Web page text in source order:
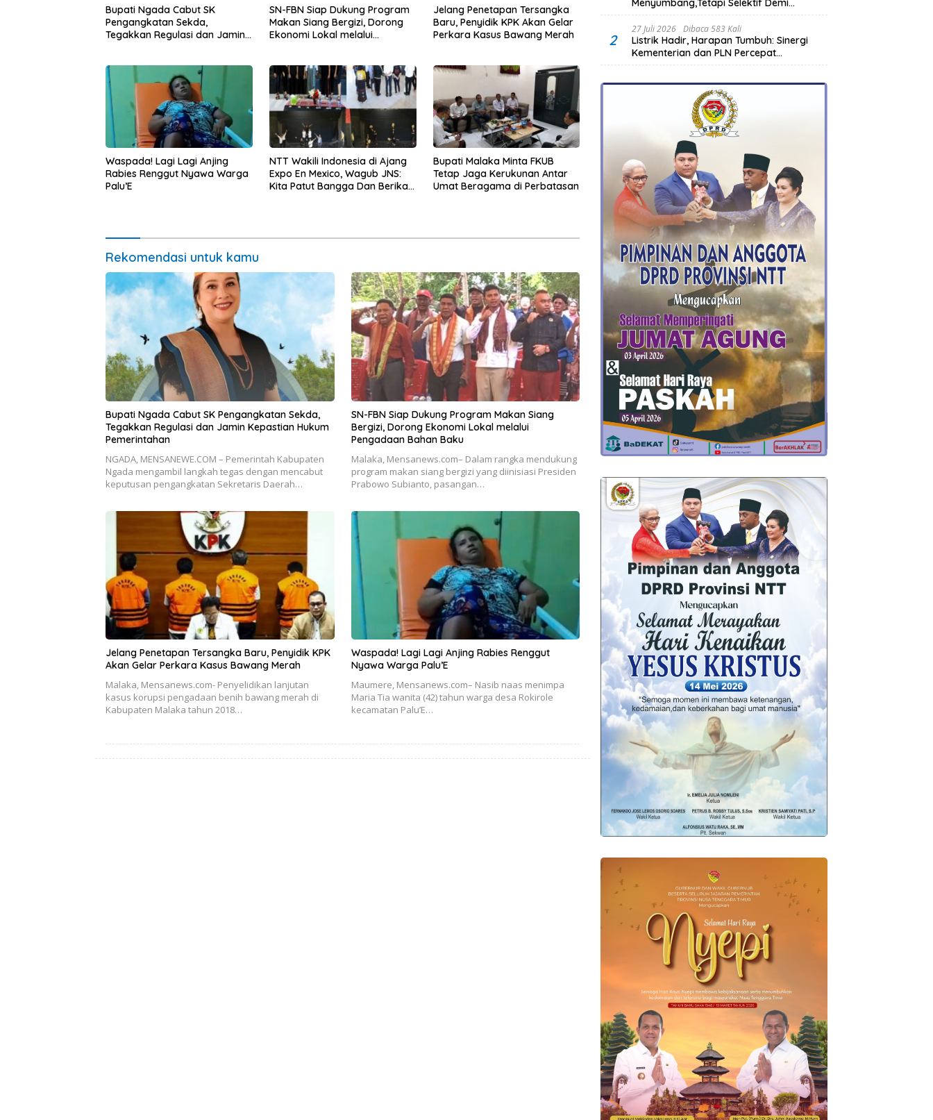
Bupati Ngada Cabut SK
Pengangkatan Sekda,
Tegakkan Regulasi dan Jamin
SN-FBN Siap Dukung Program
Makan Siang Bergizi, Dorong
Ekonomi Lokal melalui
Jelang Penetapan Tersangka
Baru, Penyidik KPK Akan Gelar
Perkara Kasus Bawang Merah
Waspada! Lagi Lagi Anjing
Rabies Renggut Nyawa Warga
Palu’E
NTT Wakili Indonesia di Ajang
Expo En Mexico, Wagub JNS:
Kita Patut Bangga Dan Berikan
Bupati Malaka Minta FKUB
Tetap Jaga Kerukunan Antar
Umat Beragama di Perbatasan
Rekomendasi untuk kamu
Bupati Ngada Cabut SK Pengangkatan Sekda,
Tegakkan Regulasi dan Jamin Kepastian Hukum
Pemerintahan
NGADA, MENSANEWE.COM – Pemerintah Kabupaten
Ngada mengambil langkah tegas dengan mencabut
keputusan pengangkatan Sekretaris Daerah…
SN-FBN Siap Dukung Program Makan Siang
Bergizi, Dorong Ekonomi Lokal melalui
Pengadaan Bahan Baku
Malaka, Mensanews.com– Dalam rangka mendukung
program makan siang bergizi yang diinisiasi Presiden
Prabowo Subianto, pasangan…
Jelang Penetapan Tersangka Baru, Penyidik KPK
Akan Gelar Perkara Kasus Bawang Merah
Malaka, Mensanews.com- Penyelidikan lanjutan
kasus korupsi pengadaan benih bawang merah di
Kabupaten Malaka tahun 2018…
Waspada! Lagi Lagi Anjing Rabies Renggut
Nyawa Warga Palu’E
Maumere, Mensanews.com– Nasib naas menimpa
Maria Tia wanita (42) tahun warga desa Rokirole
kecamatan Palu’E…
Menyumbang,Tetapi Selektif Demi
Kepentingan Masyarakat
2
27 Juli 2026 Dibaca 583 Kali
Listrik Hadir, Harapan Tumbuh: Sinergi
Kementerian dan PLN Percepat
Pembangunan Infrastruktur Desa